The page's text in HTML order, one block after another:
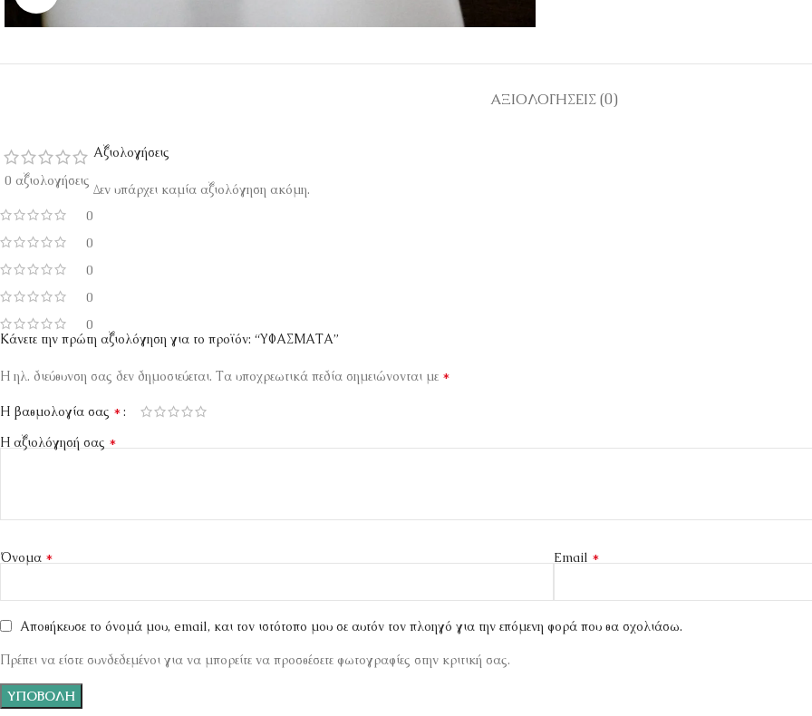
ΑΞΙΟΛΟΓΉΣΕΙΣ (0)
0 αξιολογήσεις
0
0
0
0
0
Αξιολογήσεις
Δεν υπάρχει καμία αξιολόγηση ακόμη.
Κάνετε την πρώτη αξιολόγηση για το προϊόν: “ΥΦΑΣΜΑΤΑ”
Η ηλ. διεύθυνση σας δεν δημοσιεύεται. Τα υποχρεωτικά πεδία σημειώνονται με *
Η βαθμολογία σας *
Η αξιολόγησή σας *
Όνομα * Email *
Αποθήκευσε το όνομά μου, email, και τον ιστότοπο μου σε αυτόν τον πλοηγό για την επόμενη φορά που θα σχολιάσω.
Πρέπει να είστε συνδεδεμένοι για να μπορείτε να προσθέσετε φωτογραφίες στην κριτική σας.